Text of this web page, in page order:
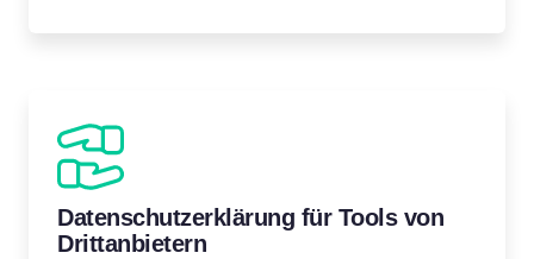
Datenschutzerklärung für Tools von
Drittanbietern